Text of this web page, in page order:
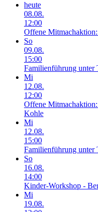
heute
08.08.
12:00
Offene
So
09.08.
15:00
Familienführung unter
Mi
12.08.
12:00
Offene
Kohle
Mi
12.08.
15:00
Familienführung unter
So
16.08.
14:00
Kinder-Workshop -
Mi
19.08.